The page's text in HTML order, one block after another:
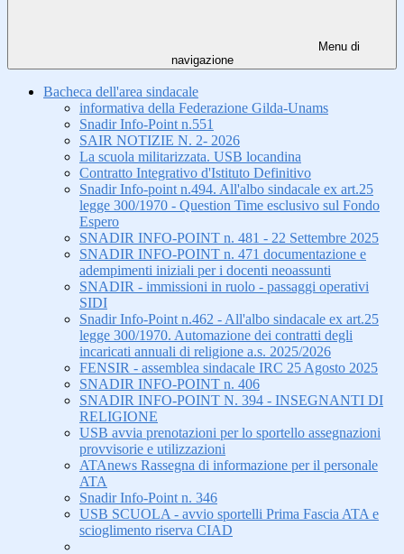
Menu di
navigazione
Bacheca dell'area sindacale
informativa della Federazione Gilda-Unams
Snadir Info-Point n.551
SAIR NOTIZIE N. 2- 2026
La scuola militarizzata. USB locandina
Contratto Integrativo d'Istituto Definitivo
Snadir Info-point n.494. All'albo sindacale ex art.25
legge 300/1970 - Question Time esclusivo sul Fondo
Espero
SNADIR INFO-POINT n. 481 - 22 Settembre 2025
SNADIR INFO-POINT n. 471 documentazione e
adempimenti iniziali per i docenti neoassunti
SNADIR - immissioni in ruolo - passaggi operativi
SIDI
Snadir Info-Point n.462 - All'albo sindacale ex art.25
legge 300/1970. Automazione dei contratti degli
incaricati annuali di religione a.s. 2025/2026
FENSIR - assemblea sindacale IRC 25 Agosto 2025
SNADIR INFO-POINT n. 406
SNADIR INFO-POINT N. 394 - INSEGNANTI DI
RELIGIONE
USB avvia prenotazioni per lo sportello assegnazioni
provvisorie e utilizzazioni
ATAnews Rassegna di informazione per il personale
ATA
Snadir Info-Point n. 346
USB SCUOLA - avvio sportelli Prima Fascia ATA e
scioglimento riserva CIAD